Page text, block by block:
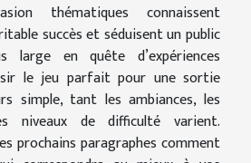
thématiques connaissent
succès et séduisent un public
large en quête d’expériences
le jeu parfait pour une sortie
simple, tant les ambiances, les
niveaux de difficulté varient.
prochains paragraphes comment